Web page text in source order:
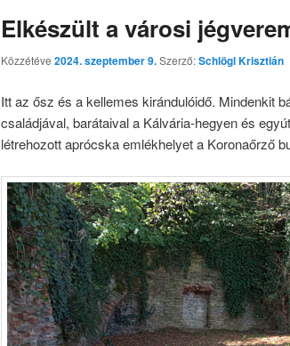
Elkészült a városi
Közzétéve 2024. szeptember 9.Szerző:Schlögl Krisztián
Itt az ősz és a kellemes kirándulóidő. Mindenkit
családjával, barátaival a Kálvária-hegyen és
létrehozott aprócska emlékhelyet a Koronaőrző